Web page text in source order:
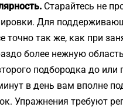
Старайтесь не
Для
точно так же, как при
более нежную
подбородка до или
в день вам вполне
Упражнения требуют